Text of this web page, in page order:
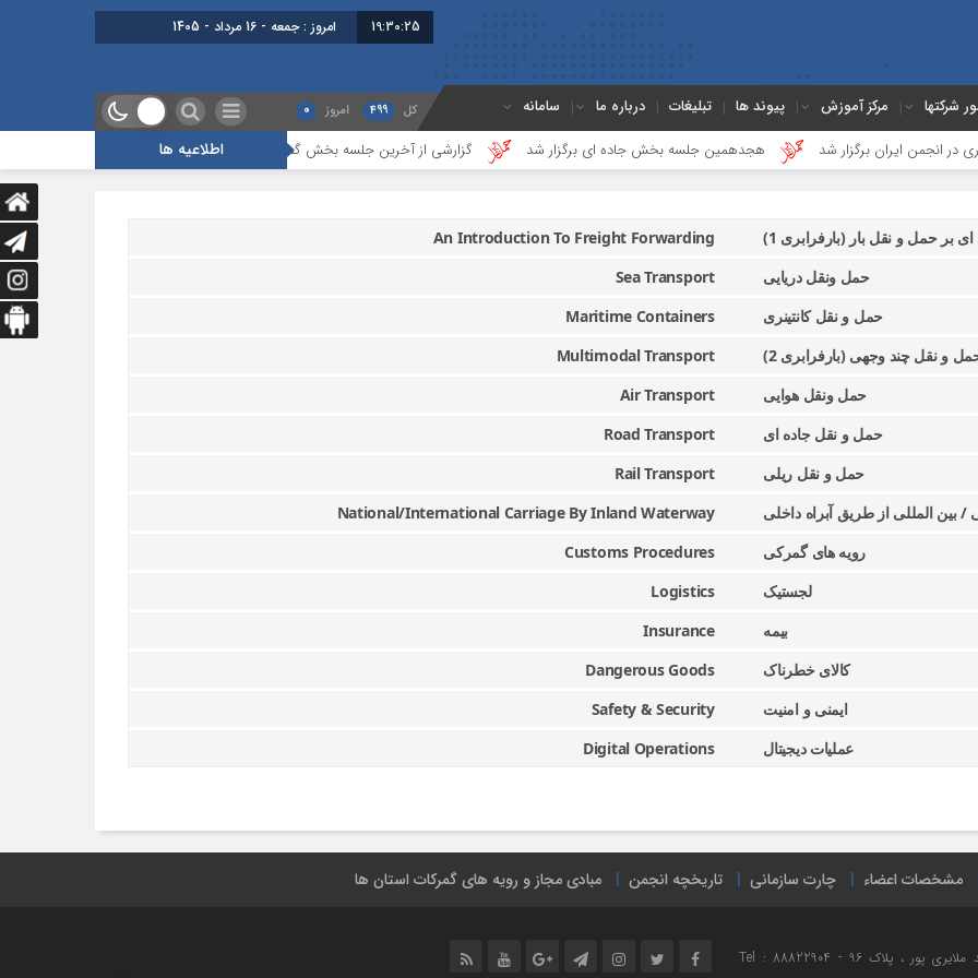
19:30:25 امروز : جمعه - 16 مرداد - 1405
شرکتها مرکز آموزش پیوند ها تبلیغات درباره ما سامانه کل 499 امروز 0
اطلاعیه ها ایران برگزار شد هجدهمین جلسه بخش جاده ای برگزار شد گزارشی از آخرین جلسه بخش گمرک ، بیمه و ترانزیت
بر حمل و نقل بار (بارفرابری 1)
An Introduction To Freight Forwarding
حمل ونقل دریایی
Sea Transport
حمل و نقل کانتینری
Maritime Containers
و نقل چند وجهی (بارفرابری 2)
Multimodal Transport
حمل ونقل هوایی
Air Transport
حمل و نقل جاده ای
Road Transport
حمل و نقل ریلی
Rail Transport
بین المللی از طریق آبراه داخلی
National/International Carriage By Inland Waterway
رویه های گمرکی
Customs Procedures
لجستیک
Logistics
بیمه
Insurance
کالای خطرناک
Dangerous Goods
ایمنی و امنیت
Safety & Security
عملیات دیجیتال
Digital Operations
مشخصات اعضاء چارت سازمانی تاریخچه انجمن مبادی مجاز و رویه های گمرکات استان ها
نشانی : تهران ، میدان هفت تیر ، خیابان مفتح شمالی ، خیابان شهید ملایری پور ، پلاک 96 Tel : 88822904 -